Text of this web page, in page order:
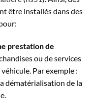
être installés dans des
prestation de
ou de services
Par exemple :
dématérialisation de la